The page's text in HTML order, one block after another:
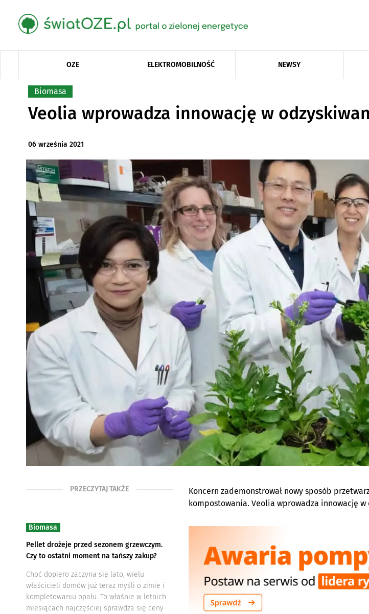
OZE ELEKTROMOBILNOŚĆ NEWSY
Biomasa
Veolia wprowadza innowację w
06 września 2021
PRZECZYTAJ TAKŻE
Biomasa
Pellet drożeje przed sezonem grzewczym.
Czy to ostatni moment na tańszy zakup?
Choć dopiero zaczyna się lato, wielu
właścicieli domów już teraz myśli o zimie i
kompletowaniu opału. To właśnie w letnich
miesiącach najczęściej sprawdza się ceny
Koncern zademonstrował nowy sposób
kompostowania. Veolia wprowadza innowację